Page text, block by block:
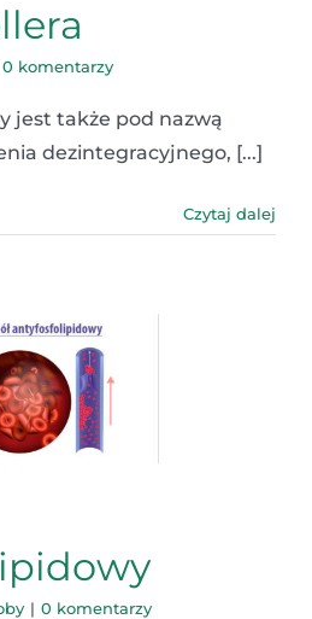
0 komentarzy
jest także pod nazwą
dezintegracyjnego, [...]
Czytaj dalej
| 0 komentarzy